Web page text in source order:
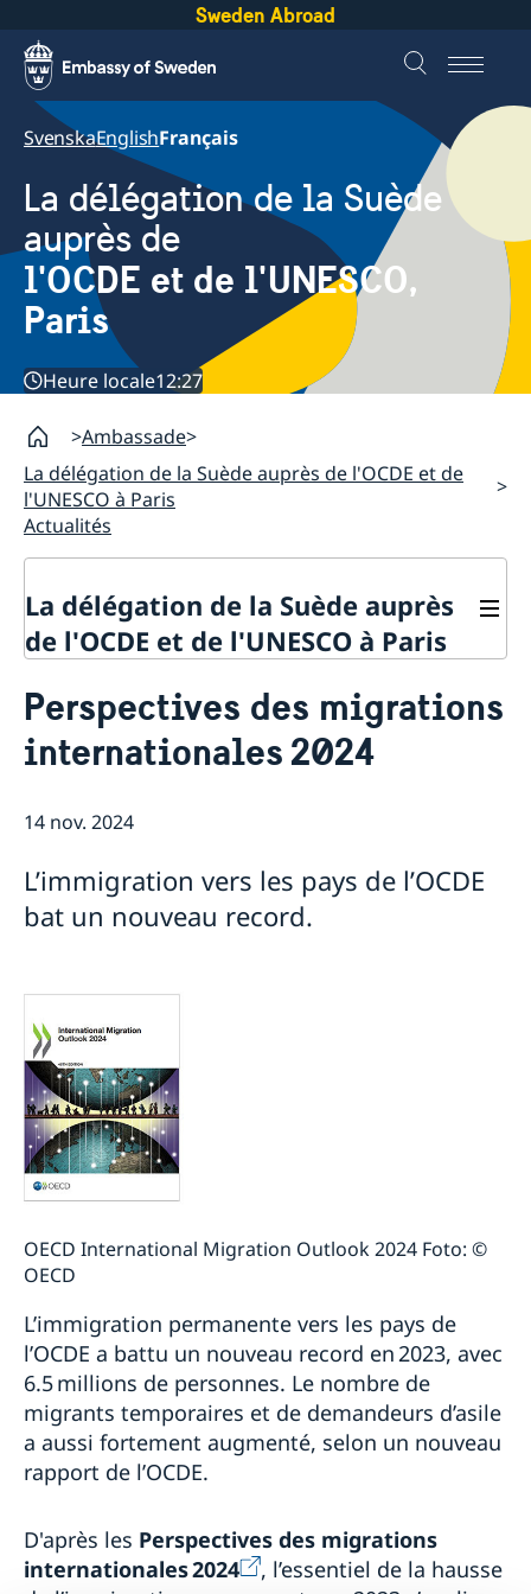
Sweden Abroad
SvenskaEnglishFrançais
La délégation de la Suède
auprès de
l'OCDE et de l'UNESCO,
Paris
Heure locale12:27
Ambassade
La délégation de la Suède auprès de l'OCDE et de
l'UNESCO à Paris
Actualités
La délégation de la Suède auprès
de l'OCDE et de l'UNESCO à Paris
À propos de la délégation
La Suède et l'OCDE
Pays membres de l'OCDE
Calendrier des évènements
l’UNESCO
Politique de confidentialité des missions
Actualités
Perspectives des migrations
internationales 2024
14 nov. 2024
L’immigration vers les pays de l’OCDE
bat un nouveau record.
OECD International Migration Outlook 2024 Foto: ©
OECD
L’immigration permanente vers les pays de
l’OCDE a battu un nouveau record en 2023, avec
6.5 millions de personnes. Le nombre de
migrants temporaires et de demandeurs d’asile
a aussi fortement augmenté, selon un nouveau
rapport de l’OCDE.
D'après les Perspectives des migrations
internationales 2024
, l’essentiel de la hausse